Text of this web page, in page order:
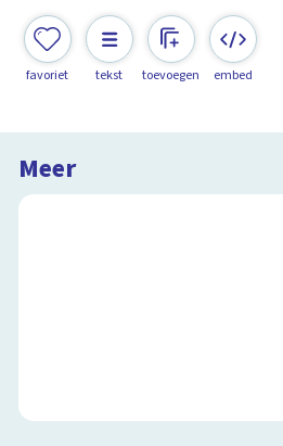
favoriet tekst toevoegen embed
Meer